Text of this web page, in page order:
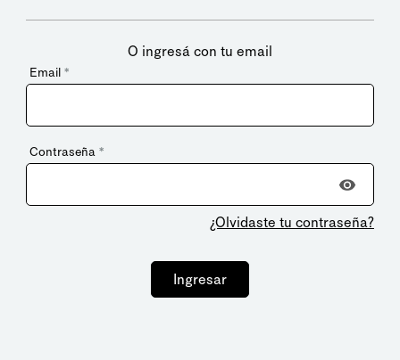
O ingresá con tu email
Email *
Contraseña *
¿Olvidaste tu contraseña?
Ingresar